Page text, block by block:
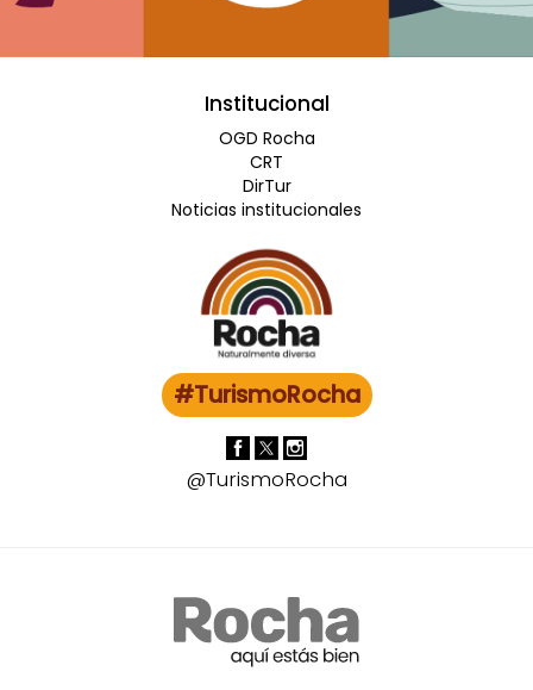
Institucional
OGD Rocha
CRT
DirTur
Noticias institucionales
#TurismoRocha
@TurismoRocha